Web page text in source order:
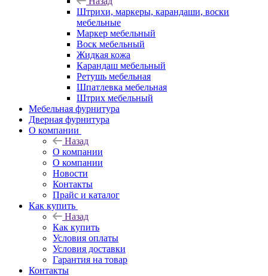
Штрихи, маркеры, карандаши, воски
мебельные
Маркер мебельный
Воск мебельный
Жидкая кожа
Карандаш мебельный
Ретушь мебельная
Шпатлевка мебельная
Штрих мебельный
Мебельная фурнитура
Дверная фурнитура
О компании
Назад
О компании
О компании
Новости
Контакты
Прайс и каталог
Как купить
Назад
Как купить
Условия оплаты
Условия доставки
Гарантия на товар
Контакты